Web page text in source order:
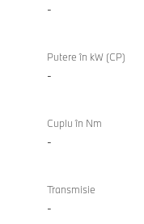
-
Putere în kW (CP)
-
Cuplu în Nm
-
Transmisie
-